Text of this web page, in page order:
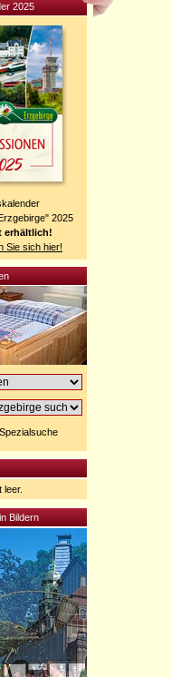
2025
2025
erhältlich!
Sie sich hier!
Spezialsuche
leer.
Bildern